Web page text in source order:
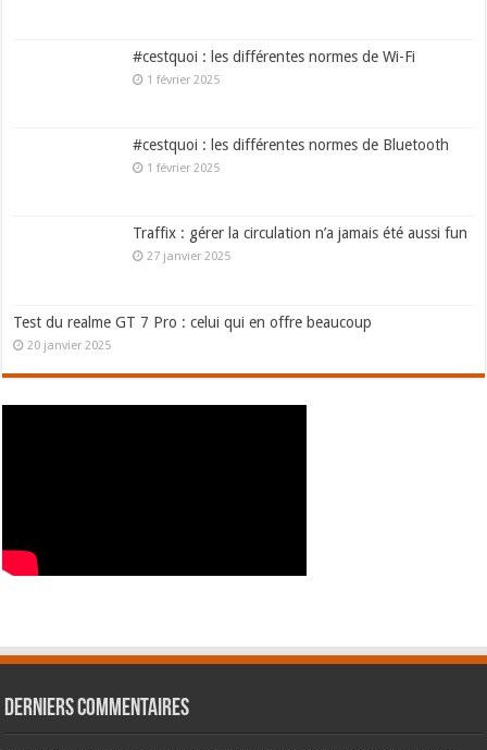
#cestquoi : les différentes normes de Wi-Fi
1 février 2025
#cestquoi : les différentes normes de Bluetooth
1 février 2025
Traffix : gérer la circulation n’a jamais été aussi fun
27 janvier 2025
Test du realme GT 7 Pro : celui qui en offre beaucoup
20 janvier 2025
Derniers commentaires